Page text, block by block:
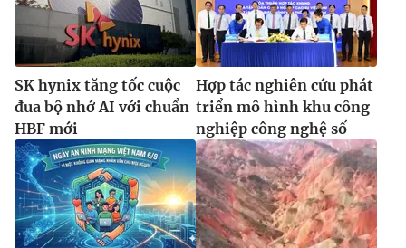
SK hynix tăng tốc cuộc
đua bộ nhớ AI với chuẩn
HBF mới
Hợp tác nghiên cứu phát
triển mô hình khu công
nghiệp công nghệ số